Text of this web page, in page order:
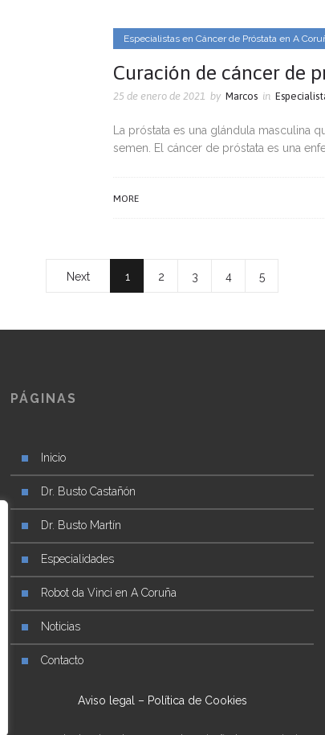
Especialistas en Cáncer de Próstata en A
Curación de cáncer de
25 de enero de 2021 by Marcos in
La próstata es una glándula masculina
semen. El cáncer de próstata es una
MORE
Next 1 2 3 4 5
PÁGINAS
Inicio
Dr. Busto Castañón
Dr. Busto Martín
Especialidades
Robot da Vinci en A Coruña
Noticias
Contacto
Aviso legal – Política de Cookies